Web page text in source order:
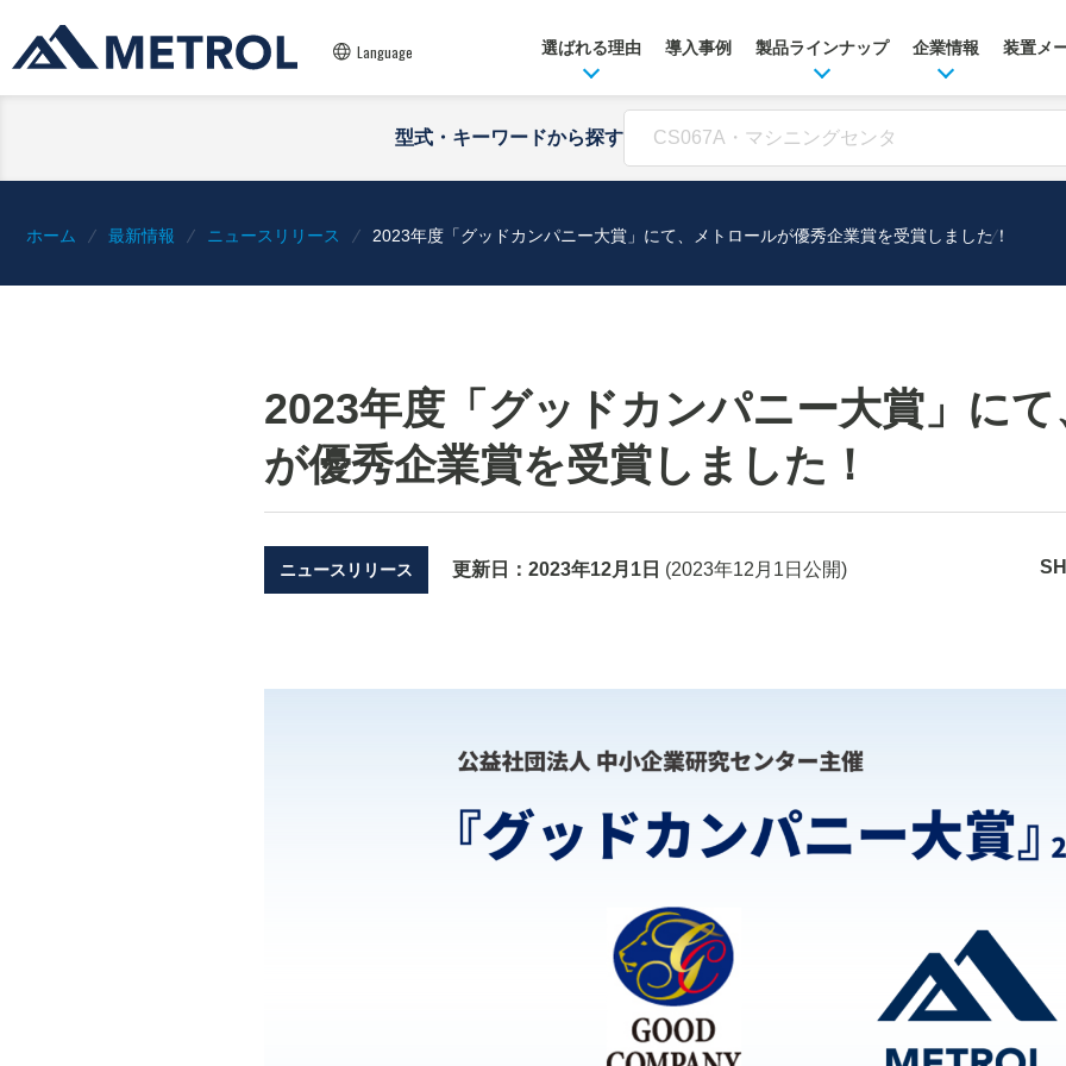
Language 選ばれる理由 導入事例 製品ラインナップ 企業情報 装置メ
型式・キーワードから探す
ホーム 最新情報 ニュースリリース 2023年度「グッドカンパニー大賞」にて、メトロールが優秀企業賞を受賞しました！
2023年度「グッドカンパニー大賞」に
が優秀企業賞を受賞しました！
ニュースリリース 更新日： 2023年12月1日 (2023年12月1日 公開)